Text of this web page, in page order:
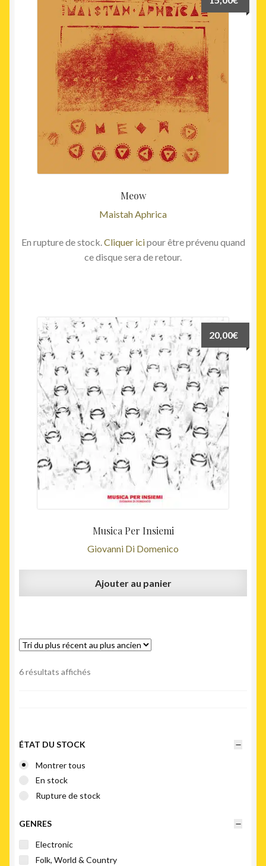
Meow
Maistah Aphrica
En rupture de stock.Cliquer icipour être prévenu quand
ce disque sera de retour.
Musica Per Insiemi
Giovanni Di Domenico
20,00€
Ajouter au panier
6 résultats affichés
ÉTAT DU STOCK
Montrer tous
En stock
Rupture de stock
GENRES
Electronic
Folk, World & Country